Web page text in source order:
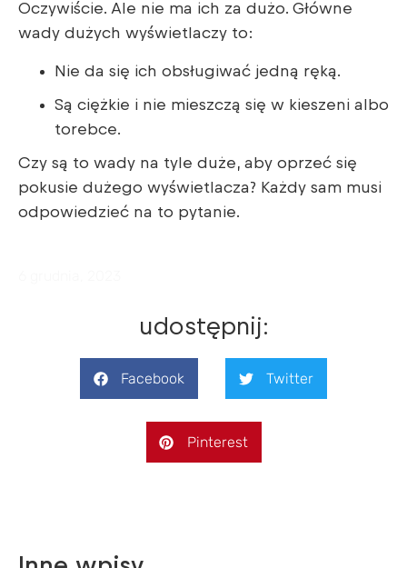
Oczywiście. Ale nie ma ich za dużo. Główne
wady dużych wyświetlaczy to:
Nie da się ich obsługiwać jedną ręką.
Są ciężkie i nie mieszczą się w kieszeni albo
torebce.
Czy są to wady na tyle duże, aby oprzeć się
pokusie dużego wyświetlacza? Każdy sam musi
odpowiedzieć na to pytanie.
udostępnij:
Facebook Twitter
Pinterest